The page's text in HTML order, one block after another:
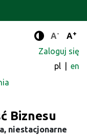
Tryb
A- A+
Zaloguj się
pl
en
Biznesu
niestacjonarne